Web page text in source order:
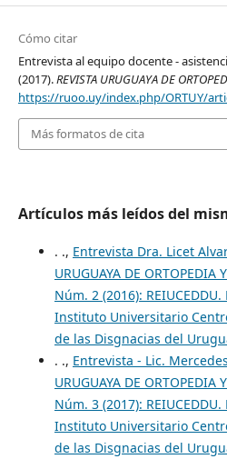
Cómo citar
Entrevista al equipo docente -
(2017).REVISTA URUGUAYA DE
https://ruoo.uy/index.php/ORTUY/
Más formatos de cita
Artículos más leídos del
. ., Entrevista Dra. Licet
URUGUAYA DE ORTOPEDIA
Núm. 2 (2016):
Instituto Universitario
de las Disgnacias del
. ., Entrevista - Lic.
URUGUAYA DE ORTOPEDIA
Núm. 3 (2017):
Instituto Universitario
de las Disgnacias del